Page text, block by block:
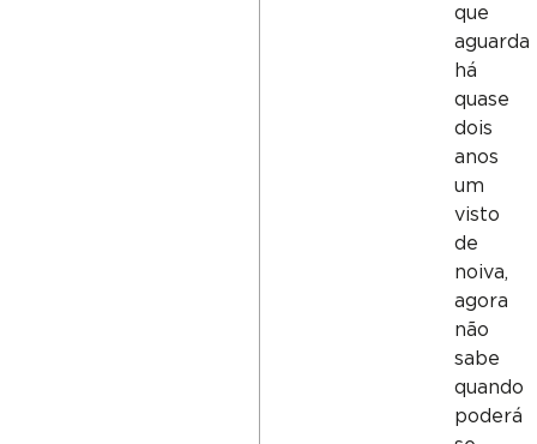
que
aguarda
há
quase
dois
anos
um
visto
de
noiva,
agora
não
sabe
quando
poderá